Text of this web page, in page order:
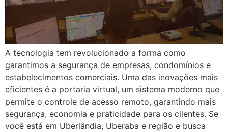
A tecnologia tem revolucionado a forma como
garantimos a segurança de empresas, condomínios e
estabelecimentos comerciais. Uma das inovações mais
eficientes é a portaria virtual, um sistema moderno que
permite o controle de acesso remoto, garantindo mais
segurança, economia e praticidade para os clientes. Se
você está em Uberlândia, Uberaba e região e busca